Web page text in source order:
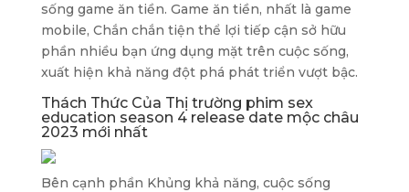
sống game ăn tiền. Game ăn tiền, nhất là game
mobile, Chắn chắn tiện thể lợi tiếp cận sở hữu
phần nhiều bạn ứng dụng mặt trên cuộc sống,
xuất hiện khả năng đột phá phát triển vượt bậc.
Thách Thức Của Thị trường phim sex
education season 4 release date mộc châu
2023 mới nhất
Bên cạnh phần Khủng khả năng, cuộc sống